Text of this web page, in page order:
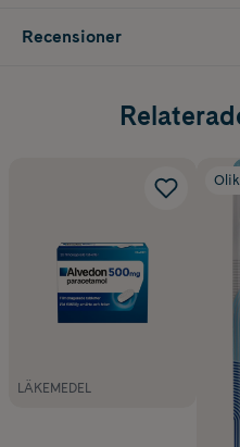
Recensioner
LÄKEMEDEL